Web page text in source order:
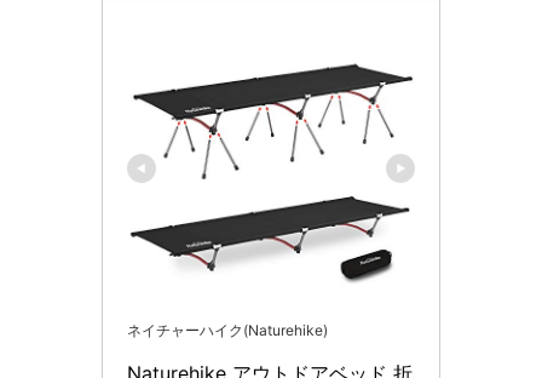
ネイチャーハイク(Naturehike)
Naturehike アウトドアベッド 折